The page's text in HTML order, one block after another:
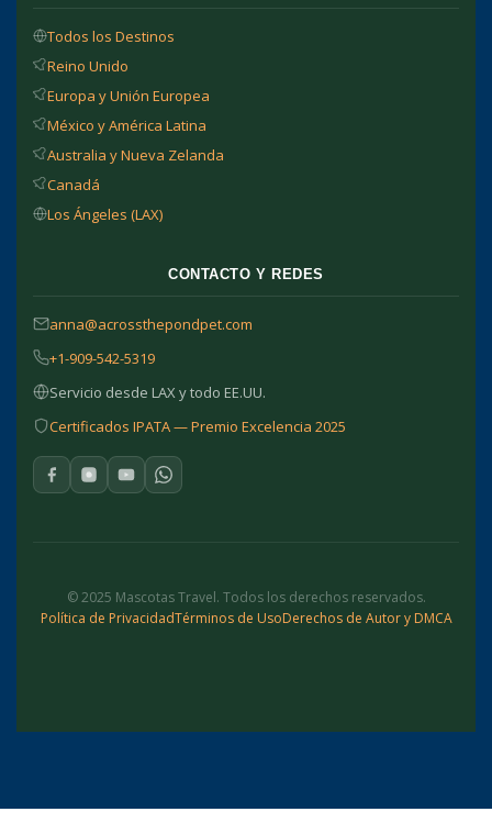
Todos los Destinos
Reino Unido
Europa y Unión Europea
México y América Latina
Australia y Nueva Zelanda
Canadá
Los Ángeles (LAX)
CONTACTO Y REDES
anna@acrossthepondpet.com
+1-909-542-5319
Servicio desde LAX y todo EE.UU.
Certificados IPATA — Premio Excelencia 2025
© 2025 Mascotas Travel. Todos los derechos reservados.
Política de PrivacidadTérminos de UsoDerechos de Autor y DMCA